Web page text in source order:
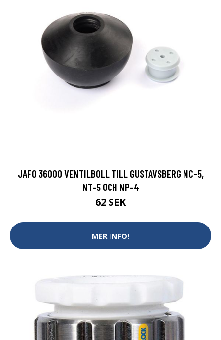
JAFO 36000 VENTILBOLL TILL GUSTAVSBERG NC-5,
NT-5 OCH NP-4
62 SEK
MER INFO!